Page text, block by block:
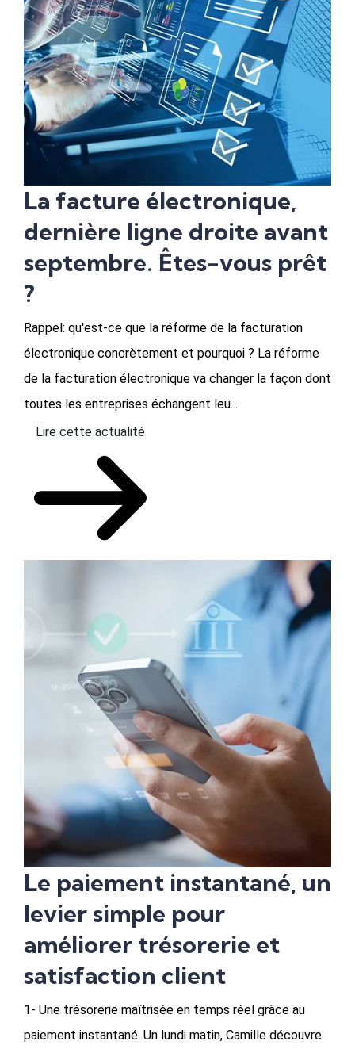
La facture électronique,
dernière ligne droite avant
septembre. Êtes-vous prêt
?
Rappel: qu'est-ce que la réforme de la facturation
électronique concrètement et pourquoi ? La réforme
de la facturation électronique va changer la façon dont
toutes les entreprises échangent leu...
Lire cette actualité
Le paiement instantané, un
levier simple pour
améliorer trésorerie et
satisfaction client
1- Une trésorerie maîtrisée en temps réel grâce au
paiement instantané. Un lundi matin, Camille découvre